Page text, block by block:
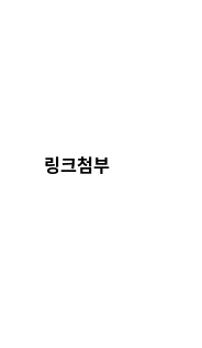
링크첨부